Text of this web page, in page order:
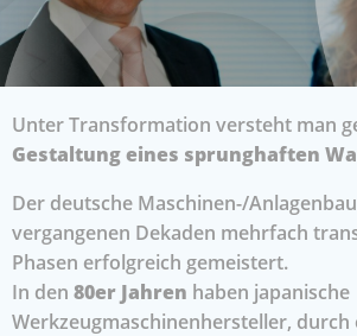
Unter Transformation versteht man
Gestaltung eines sprunghaften
Der deutsche Maschinen-/
vergangenen Dekaden mehrfach
Phasen erfolgreich gemeistert.
In den 80er Jahren haben japanische
Werkzeugmaschinenhersteller, durch